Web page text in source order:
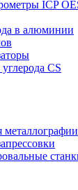
ICP
в алюминии
CS
металлографии